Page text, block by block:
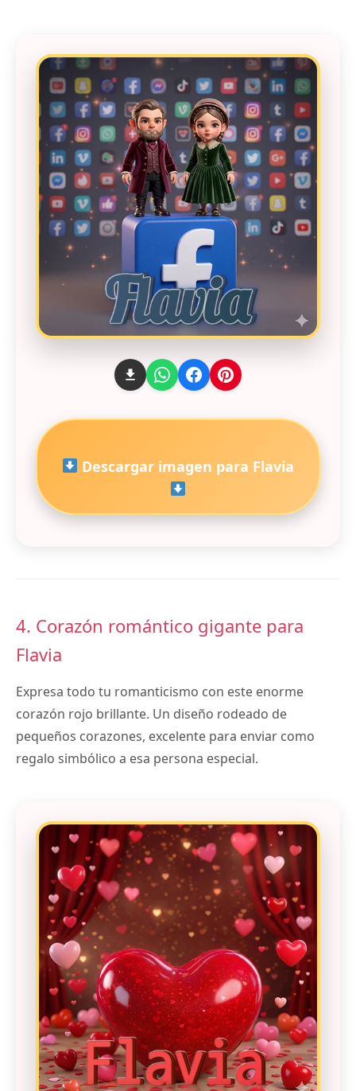
Descargar imagen para Flavia
4. Corazón romántico gigante para
Flavia
Expresa todo tu romanticismo con este enorme
corazón rojo brillante. Un diseño rodeado de
pequeños corazones, excelente para enviar como
regalo simbólico a esa persona especial.